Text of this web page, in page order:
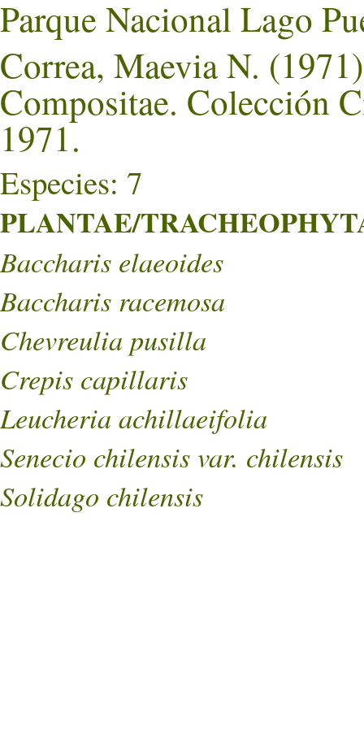
Parque Nacional Lago
Correa, Maevia N.
Compositae. Colección
1971.
Especies: 7
PLANTAE/
Baccharis elaeoides
Baccharis racemosa
Chevreulia pusilla
Crepis capillaris
Leucheria achillaeifolia
Senecio chilensis var. chilensis
Solidago chilensis